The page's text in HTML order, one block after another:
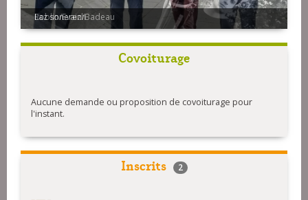
Roblin/Evain/Badeau
Covoiturage
Aucune demande ou proposition de covoiturage pour
l'instant.
Inscrits 2